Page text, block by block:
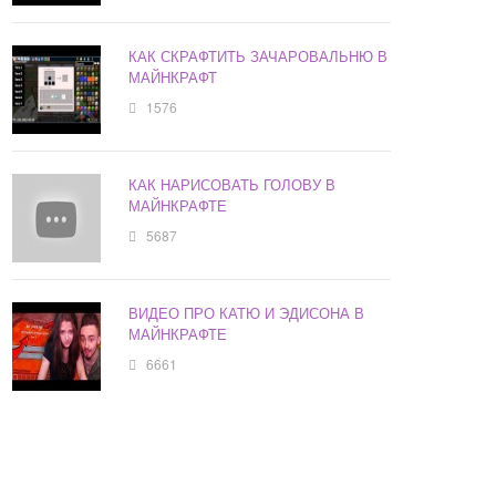
КАК СКРАФТИТЬ ЗАЧАРОВАЛЬНЮ В
МАЙНКРАФТ
1576
КАК НАРИСОВАТЬ ГОЛОВУ В
МАЙНКРАФТЕ
5687
ВИДЕО ПРО КАТЮ И ЭДИСОНА В
МАЙНКРАФТЕ
6661